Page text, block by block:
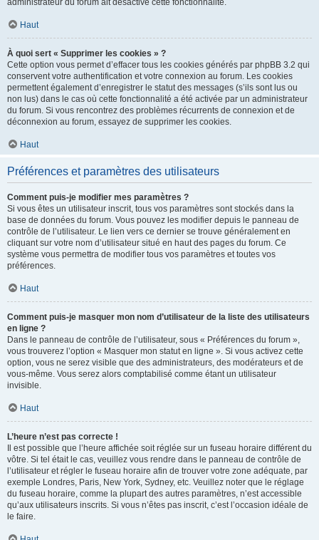
administrateur du forum ait désactivé cette fonctionnalité.
Haut
À quoi sert « Supprimer les cookies » ?
Cette option vous permet d’effacer tous les cookies générés par phpBB 3.2 qui
conservent votre authentification et votre connexion au forum. Les cookies
permettent également d’enregistrer le statut des messages (s’ils sont lus ou
non lus) dans le cas où cette fonctionnalité a été activée par un administrateur
du forum. Si vous rencontrez des problèmes récurrents de connexion et de
déconnexion au forum, essayez de supprimer les cookies.
Haut
Préférences et paramètres des utilisateurs
Comment puis-je modifier mes paramètres ?
Si vous êtes un utilisateur inscrit, tous vos paramètres sont stockés dans la
base de données du forum. Vous pouvez les modifier depuis le panneau de
contrôle de l’utilisateur. Le lien vers ce dernier se trouve généralement en
cliquant sur votre nom d’utilisateur situé en haut des pages du forum. Ce
système vous permettra de modifier tous vos paramètres et toutes vos
préférences.
Haut
Comment puis-je masquer mon nom d’utilisateur de la liste des utilisateurs
en ligne ?
Dans le panneau de contrôle de l’utilisateur, sous « Préférences du forum »,
vous trouverez l’option « Masquer mon statut en ligne ». Si vous activez cette
option, vous ne serez visible que des administrateurs, des modérateurs et de
vous-même. Vous serez alors comptabilisé comme étant un utilisateur
invisible.
Haut
L’heure n’est pas correcte !
Il est possible que l’heure affichée soit réglée sur un fuseau horaire différent du
vôtre. Si tel était le cas, veuillez vous rendre dans le panneau de contrôle de
l’utilisateur et régler le fuseau horaire afin de trouver votre zone adéquate, par
exemple Londres, Paris, New York, Sydney, etc. Veuillez noter que le réglage
du fuseau horaire, comme la plupart des autres paramètres, n’est accessible
qu’aux utilisateurs inscrits. Si vous n’êtes pas inscrit, c’est l’occasion idéale de
le faire.